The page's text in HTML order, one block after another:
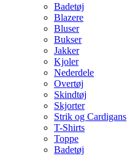
Badetøj
Blazere
Bluser
Bukser
Jakker
Kjoler
Nederdele
Overtøj
Skindtøj
Skjorter
Strik og Cardigans
T-Shirts
Toppe
Badetøj